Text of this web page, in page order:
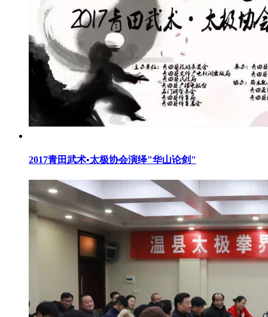
2017青田武术•太极协会演绎"华山论剑"